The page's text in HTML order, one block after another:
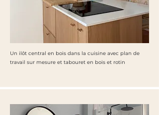
Un ilôt central en bois dans la cuisine avec plan de
travail sur mesure et tabouret en bois et rotin